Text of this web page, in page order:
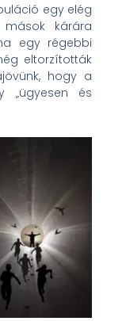
egy elég
kárára
egy régebbi
eltorzították
hogy a
„ügyesen és